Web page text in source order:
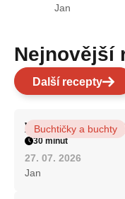
Jan
Další recepty
Vláčná olejová
Buchtičky a buchty
30 minut
27. 07. 2026
Jan